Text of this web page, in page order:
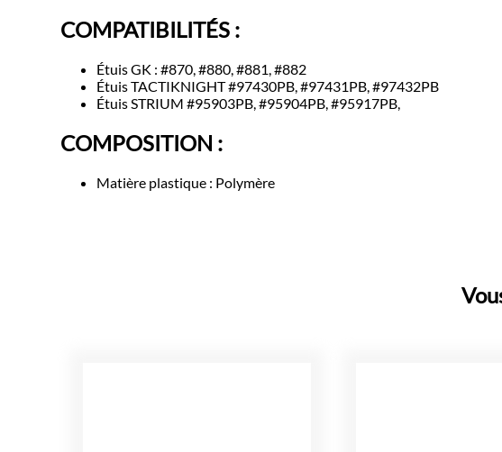
COMPATIBILITÉS :
Étuis GK : #870, #880, #881, #882
Étuis TACTIKNIGHT #97430PB, #97431PB, #97432PB
Étuis STRIUM #95903PB, #95904PB, #95917PB,
COMPOSITION :
Matière plastique : Polymère